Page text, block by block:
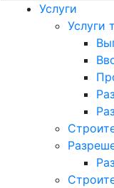
Услуги
Услуги